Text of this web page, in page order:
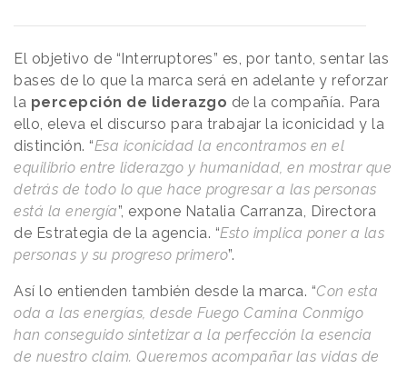
El objetivo de “Interruptores” es, por tanto, sentar las
bases de lo que la marca será en adelante y reforzar
la percepción de liderazgo de la compañía. Para
ello, eleva el discurso para trabajar la iconicidad y la
distinción. “Esa iconicidad la encontramos en el
equilibrio entre liderazgo y humanidad, en mostrar que
detrás de todo lo que hace progresar a las personas
está la energía”, expone Natalia Carranza, Directora
de Estrategia de la agencia. “Esto implica poner a las
personas y su progreso primero”.
Así lo entienden también desde la marca. “Con esta
oda a las energías, desde Fuego Camina Conmigo
han conseguido sintetizar a la perfección la esencia
de nuestro claim. Queremos acompañar las vidas de